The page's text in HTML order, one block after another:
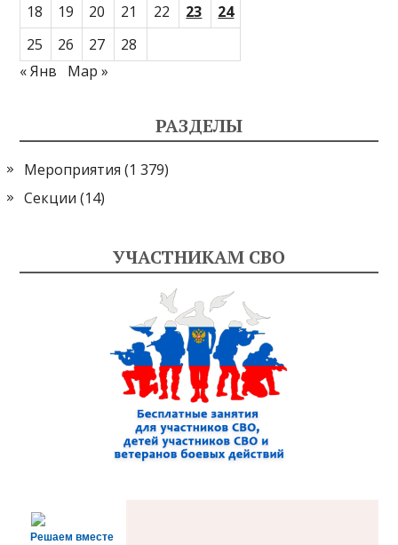
18 19 20 21 22 23
24
25
26 27
28
« Янв
Мар »
РАЗДЕЛЫ
Мероприятия (1 379)
Секции (14)
УЧАСТНИКАМ СВО
Решаем вместе